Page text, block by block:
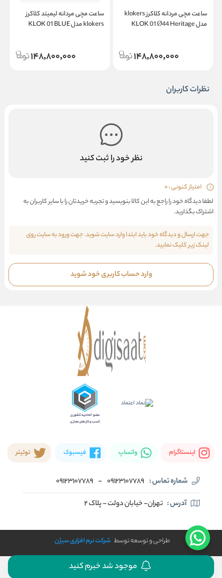
ساعت مچی مردانه کلاکرز klokers
مدل KLOK 01 Ø44 Heritage
148,800,000
ساعت مچی مردانه لیمیتد کلاکرز
klokers مدل KLOK 01 BLUE
148,800,000
نظرات کاربران
نظر خود را ثبت کنید
امتیاز کنونی : 0
لطفا دیدگاه خود را راجع به این کالا بنویسید و تجربه خریدتان را با سایر کاربران به
اشتراک بگذارید.
جهت ارسال و دیدگاه خود باید ابتدا وارد سایت شوید. جهت ورود به سایت روی
لینک زیر کلیک نمایید.
وارد حساب کاربری خود شوید
اینستاگرام واتساپ فیسبوک توئیتر
شماره تماس : 09123107789
-
09123107789
آدرس : تهران- خیابان دولت - پلاک ۲
طراحی و توسعه توسط شرکت نرم افزاری سیژن